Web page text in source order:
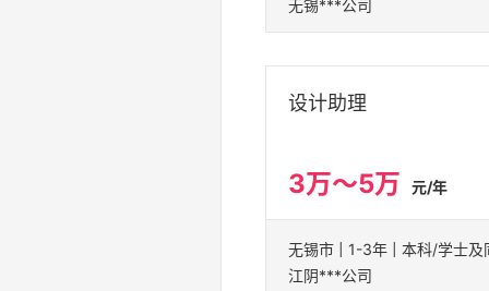
无锡***公司
设计助理
3万～5万 元/年
江阴***公司